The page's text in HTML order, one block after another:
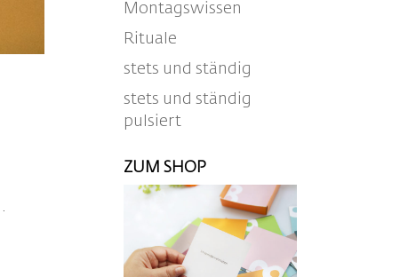
Montagswissen
Rituale
stets und ständig
stets und ständig
pulsiert
ZUM SHOP